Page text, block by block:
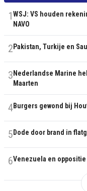
1WSJ: VS houden
NAVO
2 Pakistan, Turkije en
3 Nederlandse Marine
Maarten
4Burgers gewond bij
5 Dode door brand in
6Venezuela en